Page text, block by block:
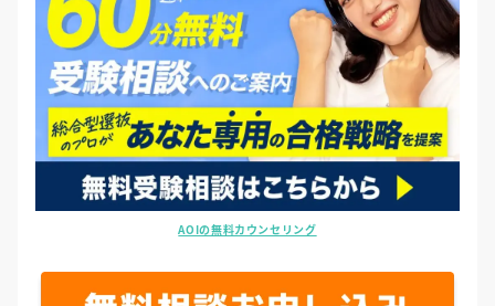
AOIの無料カウンセリング